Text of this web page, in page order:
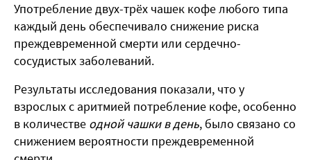
Употребление двух-трёх чашек кофе любого типа
каждый день обеспечивало снижение риска
преждевременной смерти или сердечно-
сосудистых заболеваний.
Результаты исследования показали, что у
взрослых с аритмией потребление кофе, особенно
в количестве одной чашки в день, было связано со
снижением вероятности преждевременной